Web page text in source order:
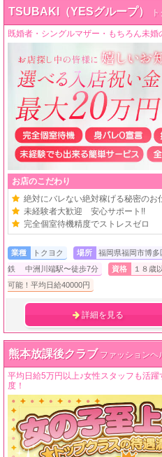
TSUBAKI（YESグループ）
既婚者・シングルマザー・もちろん未
お店のこだわり
絶対にバレない絶対稼げる秘密のお
未経験者大歓迎 安心サポート!!
完全個室待機精度でストレスゼロ
業種 トクヨク 場所 福岡県福岡市博
鉄 中洲川端駅〜徒歩7分
資格 １８歳
可能！平均日給40000円
詳細を見る
熊本放課後クラブ ファッションヘ
平均日給5万円以上♪女性スタッフも活
度！